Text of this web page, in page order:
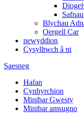
Blychau
Oergell Car
newyddion
Cysylltwch â ni
Saesneg
Hafan
Cynhyrchion
Minibar Gwesty
Minibar amsugno